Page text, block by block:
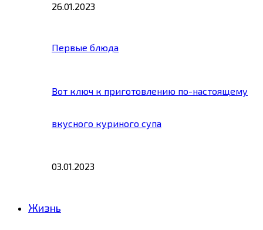
26.01.2023
Первые блюда
Вот ключ к приготовлению по-настоящему
вкусного куриного супа
03.01.2023
Жизнь